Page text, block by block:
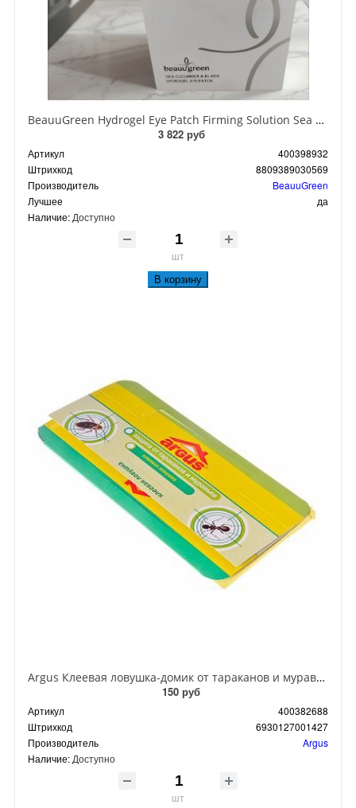
BeauuGreen Hydrogel Eye Patch Firming Solution Sea Cocumber & Black Гидрогелевые патчи для кожи вокруг глаз с экстрактом черного морского огурца 60 шт 90 гр
3 822 руб
Артикул
400398932
Штрихкод
8809389030569
Производитель
BeauuGreen
Лучшее
да
Наличие: Доступно
шт
В корзину
Argus Клеевая ловушка-домик от тараканов и муравьев
150 руб
Артикул
400382688
Штрихкод
6930127001427
Производитель
Argus
Наличие: Доступно
шт